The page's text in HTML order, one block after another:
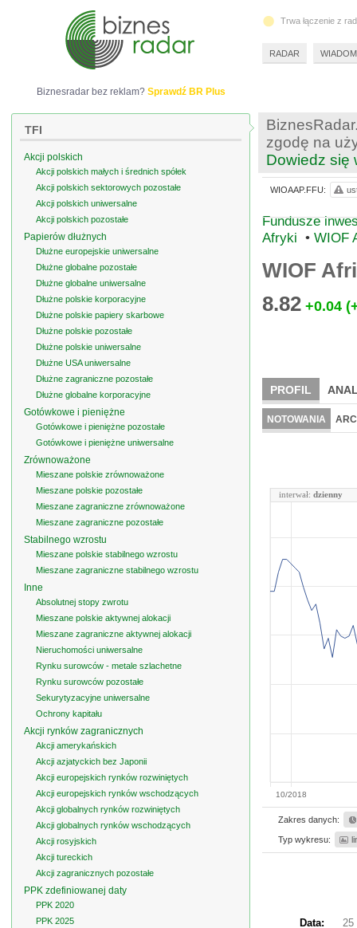
zgodę na
Dowiedz się
Fundusze
Afryki • WIOF
WIOF
8.82 +0.04
PROFIL
NOTOWANIA
10/2018
interwał: dzienny
Zakres danych:
Typ wykresu:
Data:
25
WIOAAP.FFU:
Biznesradar bez reklam? Sprawdź BR Plus
TFI
Akcji polskich
Akcji polskich małych i średnich spółek
Akcji polskich sektorowych pozostałe
Akcji polskich uniwersalne
Akcji polskich pozostałe
Papierów dłużnych
Dłużne europejskie uniwersalne
Dłużne globalne pozostałe
Dłużne globalne uniwersalne
Dłużne polskie korporacyjne
Dłużne polskie papiery skarbowe
Dłużne polskie pozostałe
Dłużne polskie uniwersalne
Dłużne USA uniwersalne
Dłużne zagraniczne pozostałe
Dłużne globalne korporacyjne
Gotówkowe i pieniężne
Gotówkowe i pieniężne pozostałe
Gotówkowe i pieniężne uniwersalne
Zrównoważone
Mieszane polskie zrównoważone
Mieszane polskie pozostałe
Mieszane zagraniczne zrównoważone
Mieszane zagraniczne pozostałe
Stabilnego wzrostu
Mieszane polskie stabilnego wzrostu
Mieszane zagraniczne stabilnego wzrostu
Inne
Absolutnej stopy zwrotu
Mieszane polskie aktywnej alokacji
Mieszane zagraniczne aktywnej alokacji
Nieruchomości uniwersalne
Rynku surowców - metale szlachetne
Rynku surowców pozostałe
Sekurytyzacyjne uniwersalne
Ochrony kapitału
Akcji rynków zagranicznych
Akcji amerykańskich
Akcji azjatyckich bez Japonii
Akcji europejskich rynków rozwiniętych
Akcji europejskich rynków wschodzących
Akcji globalnych rynków rozwiniętych
Akcji globalnych rynków wschodzących
Akcji rosyjskich
Akcji tureckich
Akcji zagranicznych pozostałe
PPK zdefiniowanej daty
PPK 2020
PPK 2025
Trwa łączenie z
RADAR